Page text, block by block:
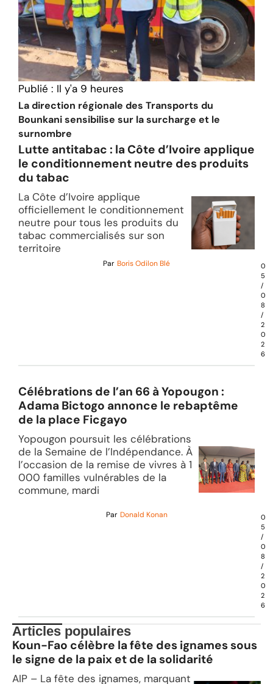
Publié : Il y'a 9 heures
La direction régionale des Transports du
Bounkani sensibilise sur la surcharge et le
surnombre
Lutte antitabac : la Côte d’Ivoire applique
le conditionnement neutre des produits
du tabac
La Côte d’Ivoire applique
officiellement le conditionnement
neutre pour tous les produits du
tabac commercialisés sur son
territoire
Par Boris Odilon Blé
0
5
/
0
8
/
2
0
2
6
Célébrations de l’an 66 à Yopougon :
Adama Bictogo annonce le rebaptême
de la place Ficgayo
Yopougon poursuit les célébrations
de la Semaine de l’Indépendance. À
l’occasion de la remise de vivres à 1
000 familles vulnérables de la
commune, mardi
Par Donald Konan
0
5
/
0
8
/
2
0
2
6
Articles populaires
Koun-Fao célèbre la fête des ignames sous
le signe de la paix et de la solidarité
AIP – La fête des ignames, marquant